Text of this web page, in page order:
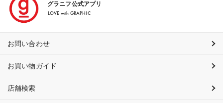
グラニフ公式アプリ
LOVE with GRAPHIC
お問い合わせ
お買い物ガイド
店舗検索